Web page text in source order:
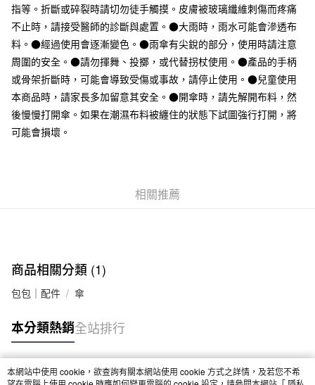
台新國際商業銀行
中國信託商業銀行
台灣樂天信用卡公司
宅配
每筆NT$150，滿NT$2,000(含以上)免運費
指等。折斷或碎裂時請切勿徒手觸摸。皮膚被玻璃纖維刺傷而疼痛
不止時，請接受醫師的診斷與處置。●大雨時，雨水可能會滲透布
料。●經過使用會逐漸變色。●雨傘有尖銳的部分，使用時請注意
周圍的安全。●請勿揮舞、投擲，或代替拐杖使用。●產品的手柄
或骨架折斷時，可能會導致受傷或事故，請停止使用。●兒童使用
本商品時，請家長多加留意其安全。●開傘時，請先解開布料，然
後慢慢打開傘。如果在潮濕布料被纏住的狀態下試圖強行打開，將
可能會損壞。
相關推薦
商品相關分類 (1)
包包｜配件 傘
本分類熱銷全站排行
本網站中使用 cookie，欲查詢有關本網站使用 cookie 方式之詳情，及若您不希